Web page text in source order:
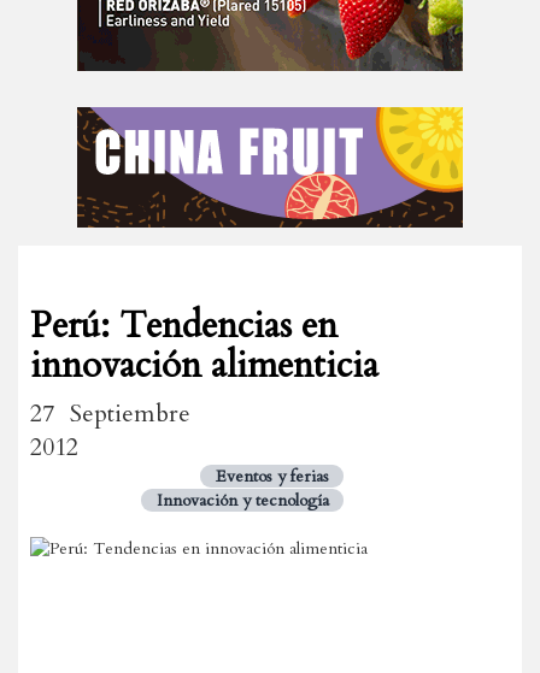
Perú: Tendencias en
innovación alimenticia
27 Septiembre
2012
Eventos y ferias
Innovación y tecnología